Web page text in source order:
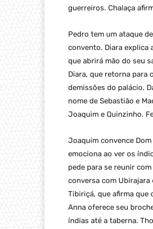
guerreiros. Chalaça
Pedro tem um ataque
convento. Diara explica
que abrirá mão do seu
Diara, que retorna para
demissões do palácio.
nome de Sebastião e
Joaquim e Quinzinho.
Joaquim convence
emociona ao ver os
pede para se reunir
conversa com
Tibiriçá, que afirma que
Anna oferece seu
índias até a taberna.